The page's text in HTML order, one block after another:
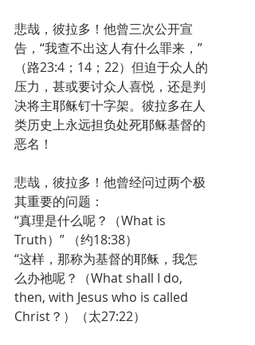
悲哉，彼拉多！他曾三次公开宣
告，“我查不出这人有什么罪来，”
（路23:4；14；22）但迫于众人的
压力，甚或要讨众人喜悦，还是判
决将主耶稣钉十字架。彼拉多在人
类历史上永远担负处死耶稣基督的
恶名！
悲哉，彼拉多！他曾经问过两个极
其重要的问题：
“真理是什么呢？（What is
Truth）” （约18:38）
“这样，那称为基督的耶稣，我怎
么办祂呢？（What shall I do,
then, with Jesus who is called
Christ？）（太27:22）